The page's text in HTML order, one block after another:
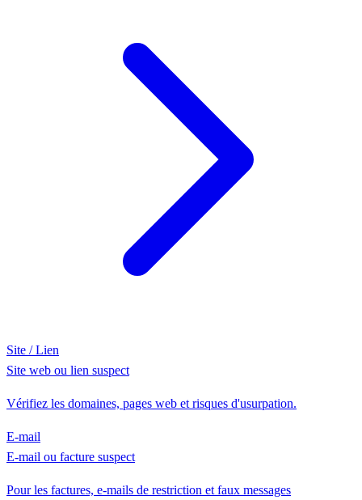
Site / Lien
Site web ou lien suspect
Vérifiez les domaines, pages web et risques d'usurpation.
E-mail
E-mail ou facture suspect
Pour les factures, e-mails de restriction et faux messages